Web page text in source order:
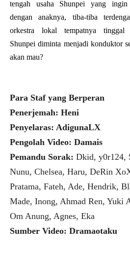
tengah usaha Shunpei yang ingin
dengan anaknya, tiba-tiba
orkestra lokal tempatnya tinggal
Shunpei diminta menjadi konduktor
akan mau?
Para Staf yang Berperan
Penerjemah: Heni
Penyelaras: AdigunaLX
Pengolah Video: Damais
Pemandu Sorak: Dkid, y0r124,
Nunu, Chelsea, Haru, DeRin
Pratama, Fateh, Ade, Hendrik,
Made, Inong, Ahmad Ren, Yuki
Om Anung, Agnes, Eka
Sumber Video: Dramaotaku